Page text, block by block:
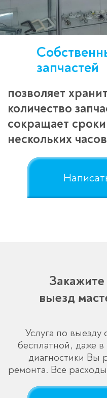
запчастей
позволяет
количество
сокращает
нескольких
выезд
Услуга по выезду
бесплатной, даже
диагностики Вы
ремонта. Все